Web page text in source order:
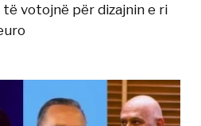
votojnë për dizajnin e ri